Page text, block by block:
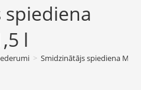
l
> Smidzinātājs spiediena